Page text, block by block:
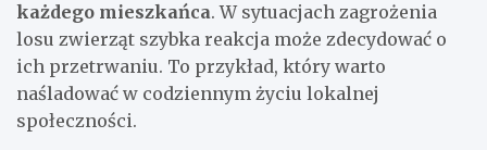
każdego mieszkańca. W sytuacjach zagrożenia
losu zwierząt szybka reakcja może zdecydować o
ich przetrwaniu. To przykład, który warto
naśladować w codziennym życiu lokalnej
społeczności.